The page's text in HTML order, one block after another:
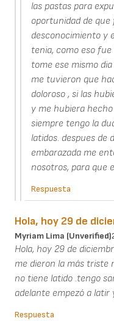
las pastas para
oportunidad de
desconocimiento y
tenia, como eso
tome ese mismo
me tuvieron que
doloroso , si las
y me hubiera
siempre tengo la
latidos. despues de
embarazada me
nosotros, para que
Respuesta
Hola, hoy 29 de
Myriam Lima (unverified)
Hola, hoy 29 de
me dieron la más triste
no tiene latido .tengo
adelante empezó a latir
Respuesta